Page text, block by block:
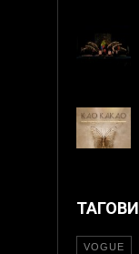
ТАГОВИ
VOGUE